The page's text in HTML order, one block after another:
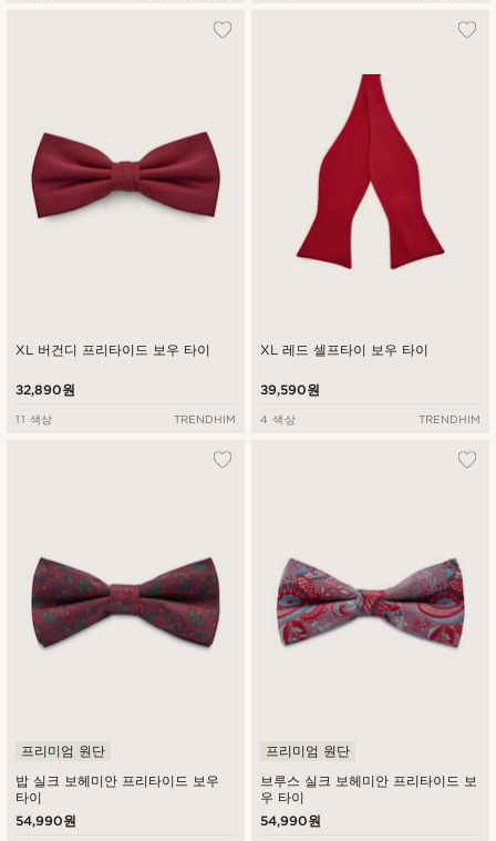
XL 버건디 프리타이드 보우 타이
32,890원
11 색상 TRENDHIM
XL 레드 셀프타이 보우 타이
39,590원
4 색상 TRENDHIM
밥 실크 보헤미안 프리타이드 보우
타이
프리미엄 원단
54,990원
브루스 실크 보헤미안 프리타이드 보
우 타이
프리미엄 원단
54,990원